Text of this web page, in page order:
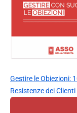
Gestire le Obiezioni:
Resistenze dei Clienti